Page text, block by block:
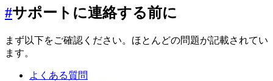
#サポートに連絡する前に
まず以下をご確認ください。ほとんどの問題が記載されてい
ます。
よくある質問